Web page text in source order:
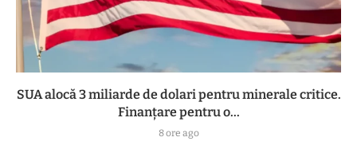
SUA alocă 3 miliarde de dolari pentru minerale critice.
Finanțare pentru o...
8 ore ago